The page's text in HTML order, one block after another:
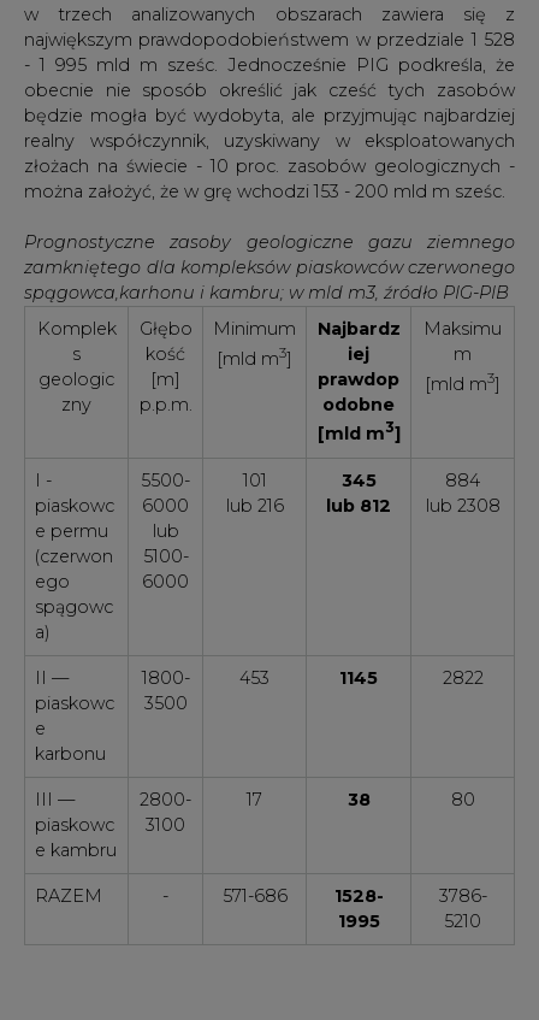
w trzech analizowanych obszarach zawiera się z
największym prawdopodobieństwem w przedziale 1 528
- 1 995 mld m sześc. Jednocześnie PIG podkreśla, że
obecnie nie sposób określić jak cześć tych zasobów
będzie mogła być wydobyta, ale przyjmując najbardziej
realny współczynnik, uzyskiwany w eksploatowanych
złożach na świecie - 10 proc. zasobów geologicznych -
można założyć, że w grę wchodzi 153 - 200 mld m sześc.
Prognostyczne zasoby geologiczne gazu ziemnego
zamkniętego dla kompleksów piaskowców czerwonego
spągowca,karhonu i kambru; w mld m3, źródło PIG-PIB
Komplek
s
geologic
zny
Głębo
kość
[m]
p.p.m.
Minimum
[mld m3]
Najbardz
iej
prawdop
odobne
[mld m3]
Maksimu
m
[mld m3]
I -
piaskowc
e permu
(czerwon
ego
spągowc
a)
5500-
6000
lub
5100-
6000
101
lub 216
345
lub 812
884
lub 2308
II —
piaskowc
e
karbonu
1800-
3500
453 1145 2822
III —
piaskowc
e kambru
2800-
3100
17 38 80
RAZEM - 571-686
1528-
1995
3786-
5210